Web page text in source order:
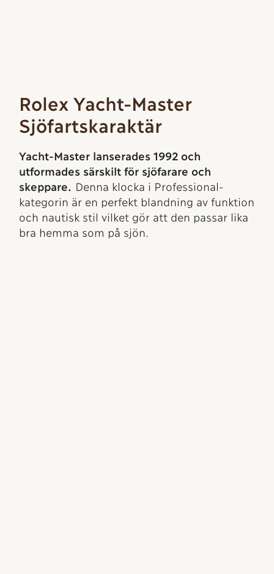
Rolex Yacht-Master
Sjöfartskaraktär
Yacht-Master lanserades 1992 och
utformades särskilt för sjöfarare och
skeppare. Denna klocka i Professional-
kategorin är en perfekt blandning av funktion
och nautisk stil vilket gör att den passar lika
bra hemma som på sjön.